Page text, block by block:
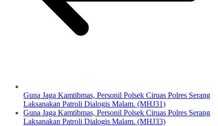
Guna Jaga Kamtibmas, Personil Polsek Ciruas Polres Serang
Laksanakan Patroli Dialogis Malam. (MHJ31)
Guna Jaga Kamtibmas, Personil Polsek Ciruas Polres Serang
Laksanakan Patroli Dialogis Malam. (MHJ33)